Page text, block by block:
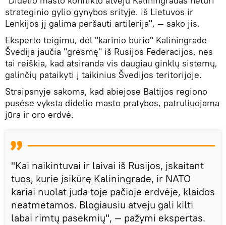
strateginio gylio gynybos srityje. Iš Lietuvos ir
Lenkijos jį galima peršauti artilerija", — sako jis.
Eksperto teigimu, dėl "karinio būrio" Kaliningrade
Švedija jaučia "grėsmę" iš Rusijos Federacijos, nes
tai reiškia, kad atsiranda vis daugiau ginklų sistemų,
galinčių pataikyti į taikinius Švedijos teritorijoje.
Straipsnyje sakoma, kad abiejose Baltijos regiono
pusėse vyksta didelio masto pratybos, patruliuojama
jūra ir oro erdvė.
"Kai naikintuvai ir laivai iš Rusijos, įskaitant
tuos, kurie įsikūrę Kaliningrade, ir NATO
kariai nuolat juda toje pačioje erdvėje, klaidos
neatmetamos. Blogiausiu atveju gali kilti
labai rimtų pasekmių", — pažymi ekspertas.